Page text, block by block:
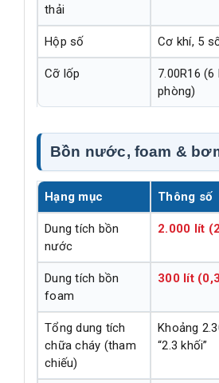
thải
Hộp số Cơ khí, 5
Cỡ lốp
7.00R16
phòng)
Bồn nước, foam &
Hạng mục Thông số
Dung tích bồn
nước
2.000 lít
Dung tích bồn
foam
300 lít
Tổng dung tích
chữa cháy (tham
chiếu)
Khoảng
“2.3 khối”